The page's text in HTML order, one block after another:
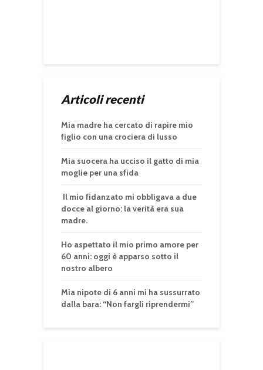
Articoli recenti
Mia madre ha cercato di rapire mio
figlio con una crociera di lusso
Mia suocera ha ucciso il gatto di mia
moglie per una sfida
Il mio fidanzato mi obbligava a due
docce al giorno: la verità era sua
madre.
Ho aspettato il mio primo amore per
60 anni: oggi è apparso sotto il
nostro albero
Mia nipote di 6 anni mi ha sussurrato
dalla bara: “Non fargli riprendermi”